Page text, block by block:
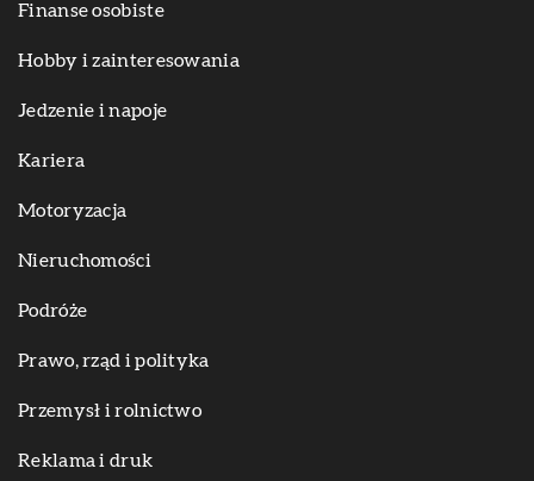
Finanse osobiste
Hobby i zainteresowania
Jedzenie i napoje
Kariera
Motoryzacja
Nieruchomości
Podróże
Prawo, rząd i polityka
Przemysł i rolnictwo
Reklama i druk